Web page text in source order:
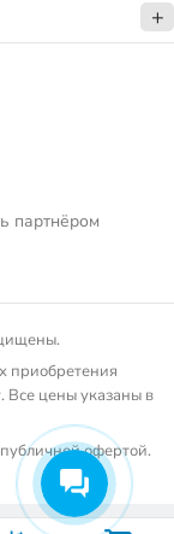
партнёром
приобретения
Все цены указаны в
офертой.